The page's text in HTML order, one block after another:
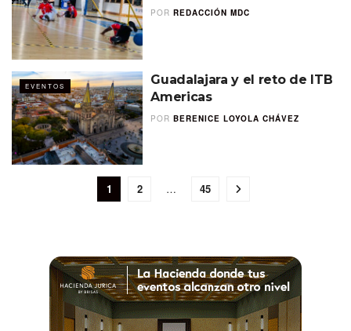
POR REDACCIÓN MDC
EVENTOS
Guadalajara y el reto de ITB
Americas
POR BERENICE LOYOLA CHÁVEZ
1 2 … 45